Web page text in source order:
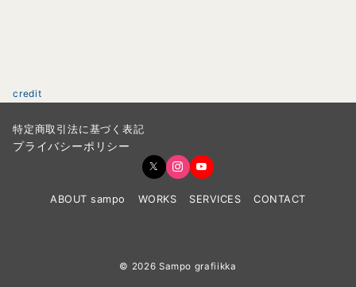
credit
特定商取引法に基づく表記
プライバシーポリシー
ABOUT sampo WORKS SERVICES CONTACT
© 2026 Sampo grafiikka